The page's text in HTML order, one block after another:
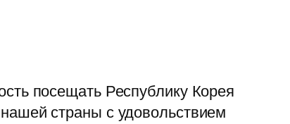
посещать Республику Корея
страны с удовольствием